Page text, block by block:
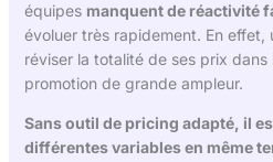
équipes manquent de réactivité
évoluer très rapidement. En effet,
réviser la totalité de ses prix dans
promotion de grande ampleur.
Sans outil de pricing adapté, il
différentes variables en même